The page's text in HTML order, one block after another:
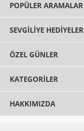
POPÜLER ARAMALAR
SEVGILIYE HEDIYELER
ÖZEL GÜNLER
KATEGORILER
HAKKIMIZDA